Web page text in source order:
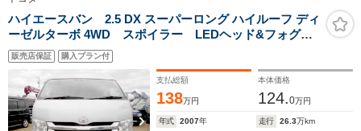
ハイエースバン 2.5 DX スーパーロング ハイルーフ ディ
ーゼルターボ 4WD スポイラー LEDヘッド&フォグ
黒革調シートカバー 100V電源 1オーナー車 タイミン
グベルト交換済 エンジンスターター
販売店保証 購入プラン付
支払総額
138万円
本体価格
124.0万円
年式 2007年 走行 26.3万km